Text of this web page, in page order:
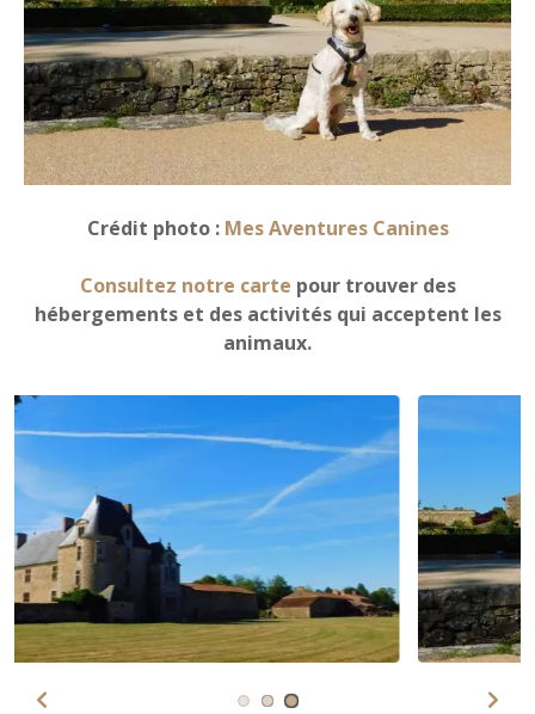
Crédit photo : Mes Aventures Canines
Consultez notre carte pour trouver des
hébergements et des activités qui acceptent les
animaux.